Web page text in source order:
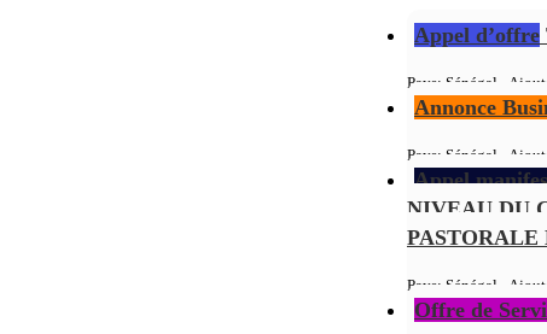
Appel d’offre
Pays: Sénégal -
Annonce
Pays: Sénégal -
Appel
NIVEAU DU
PASTORALE
Pays: Sénégal -
Offre de